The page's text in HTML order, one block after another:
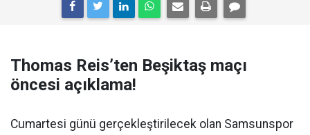
Thomas Reis’ten Beşiktaş maçı
öncesi açıklama!
Cumartesi günü gerçekleştirilecek olan Samsunspor